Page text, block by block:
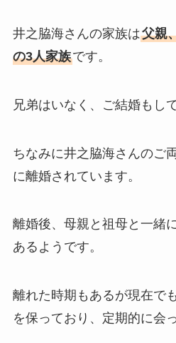
井之脇海さんの家族は父親
の3人家族です。
兄弟はいなく、ご結婚もし
ちなみに井之脇海さんのご
に離婚されています。
離婚後、母親と祖母と一緒
あるようです。
離れた時期もあるが現在で
を保っており、定期的に会